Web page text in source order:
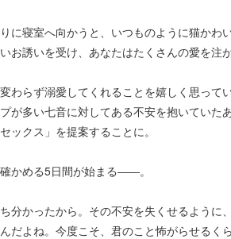
に寝室へ向かうと、いつものように猫かわ
お誘いを受け、あなたはたくさんの愛を注
わらず溺愛してくれることを嬉しく思って
が多い七音に対してある不安を抱いていた
ックス」を提案することに。
かめる5日間が始まる――。
ち分かったから。その不安を失くせるよう
だよね。今度こそ、君のこと怖がらせるく